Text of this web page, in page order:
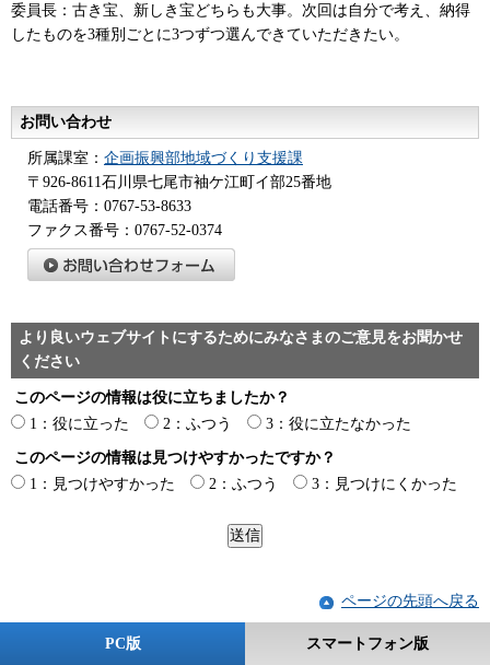
委員長：古き宝、新しき宝どちらも大事。次回は自分で考え、納得
したものを3種別ごとに3つずつ選んできていただきたい。
お問い合わせ
所属課室： 企画振興部地域づくり支援課
〒926-8611石川県七尾市袖ケ江町イ部25番地
電話番号：0767-53-8633
ファクス番号：0767-52-0374
より良いウェブサイトにするためにみなさまのご意見をお聞かせ
ください
このページの情報は役に立ちましたか？
1：役に立った
2：ふつう 3：役に立たなかった
このページの情報は見つけやすかったですか？
1：見つけやすかった
2：ふつう 3：見つけにくかった
ページの先頭へ戻る
PC版 スマートフォン版